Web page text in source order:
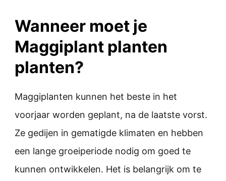
Wanneer moet je
Maggiplant planten
planten?
Maggiplanten kunnen het beste in het
voorjaar worden geplant, na de laatste vorst.
Ze gedijen in gematigde klimaten en hebben
een lange groeiperiode nodig om goed te
kunnen ontwikkelen. Het is belangrijk om te